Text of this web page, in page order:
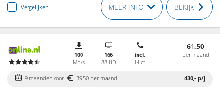
Vergelijken MEER INFO BEKIJK
100
Mb/s
166
88 HD
incl.
14 ct.
61,50
per maand
9 maanden voor 39,50 per maand 430,- p/j